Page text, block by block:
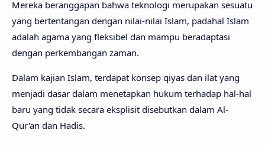
Mereka beranggapan bahwa teknologi merupakan sesuatu
yang bertentangan dengan nilai-nilai Islam, padahal Islam
adalah agama yang fleksibel dan mampu beradaptasi
dengan perkembangan zaman.
Dalam kajian Islam, terdapat konsep qiyas dan ilat yang
menjadi dasar dalam menetapkan hukum terhadap hal-hal
baru yang tidak secara eksplisit disebutkan dalam Al-
Qur'an dan Hadis.